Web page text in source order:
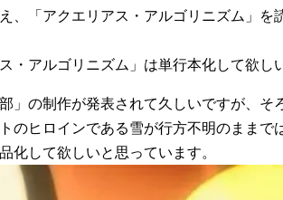
、「アクエリアス・アルゴリニズム」を
・アルゴリニズム」は単行本化して欲し
」の制作が発表されて久しいですが、そ
のヒロインである雪が行方不明のままで
化して欲しいと思っています。